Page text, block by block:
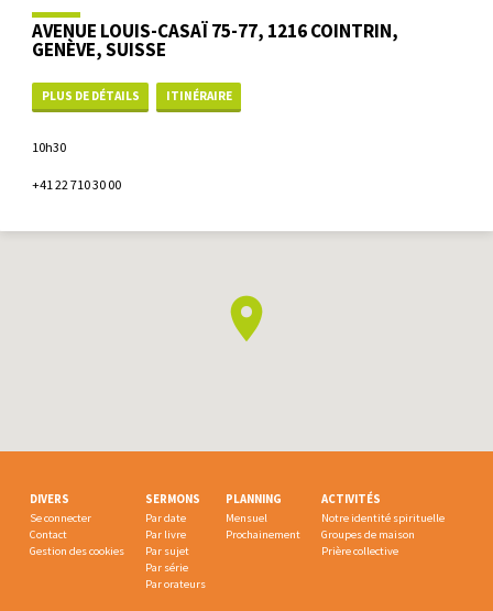
AVENUE LOUIS-CASAÏ 75-77, 1216 COINTRIN,
GENÈVE, SUISSE
PLUS DE DÉTAILS ITINÉRAIRE
10h30
+41 22 710 30 00
DIVERS
Se connecter
Contact
Gestion des cookies
SERMONS
Par date
Par livre
Par sujet
Par série
Par orateurs
PLANNING
Mensuel
Prochainement
ACTIVITÉS
Notre identité spirituelle
Groupes de maison
Prière collective